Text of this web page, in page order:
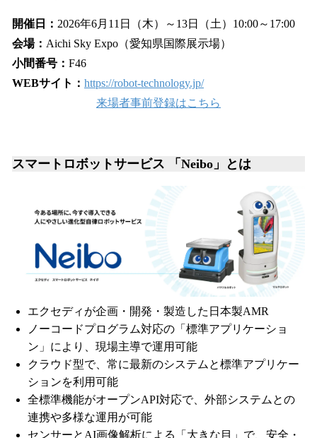
開催日： 2026年6月11日（木）～13日（土）10:00～17:00
会場： Aichi Sky Expo（愛知県国際展示場）
小間番号： F46
WEBサイト： https://robot-technology.jp/
来場者事前登録はこちら
スマートロボットサービス 「Neibo」とは
エクセディが企画・開発・製造した日本製AMR
ノーコードプログラム対応の「標準アプリケーショ
ン」により、現場主導で運用可能
クラウド型で、常に最新のシステムと標準アプリケー
ションを利用可能
全標準機能がオープンAPI対応で、外部システムとの
連携や多様な運用が可能
センサーとAI画像解析による「大きな目」で、安全・